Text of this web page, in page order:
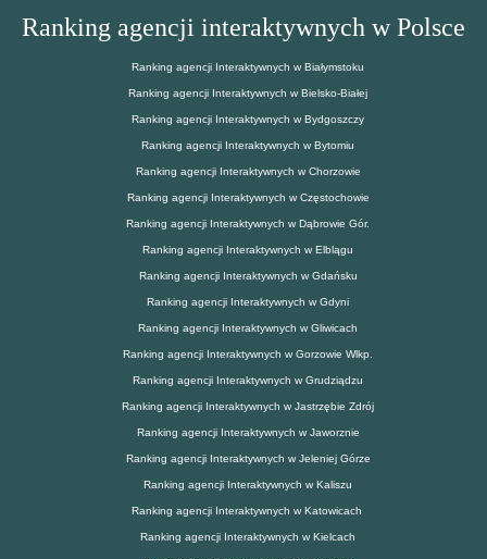
Ranking agencji interaktywnych w Polsce
Ranking agencji Interaktywnych w Białymstoku
Ranking agencji Interaktywnych w Bielsko-Białej
Ranking agencji Interaktywnych w Bydgoszczy
Ranking agencji Interaktywnych w Bytomiu
Ranking agencji Interaktywnych w Chorzowie
Ranking agencji Interaktywnych w Częstochowie
Ranking agencji Interaktywnych w Dąbrowie Gór.
Ranking agencji Interaktywnych w Elblągu
Ranking agencji Interaktywnych w Gdańsku
Ranking agencji Interaktywnych w Gdyni
Ranking agencji Interaktywnych w Gliwicach
Ranking agencji Interaktywnych w Gorzowie Wlkp.
Ranking agencji Interaktywnych w Grudziądzu
Ranking agencji Interaktywnych w Jastrzębie Zdrój
Ranking agencji Interaktywnych w Jaworznie
Ranking agencji Interaktywnych w Jeleniej Górze
Ranking agencji Interaktywnych w Kaliszu
Ranking agencji Interaktywnych w Katowicach
Ranking agencji Interaktywnych w Kielcach